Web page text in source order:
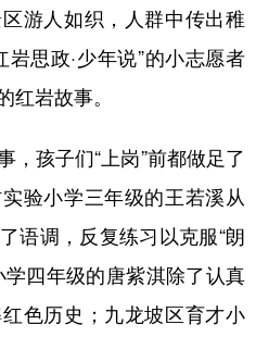
游人如织，人群中传出稚
思政·少年说”的小志愿者
岩故事。
孩子们“上岗”前都做足了
验小学三年级的王若溪从
语调，反复练习以克服“朗
四年级的唐紫淇除了认真
色历史；九龙坡区育才小